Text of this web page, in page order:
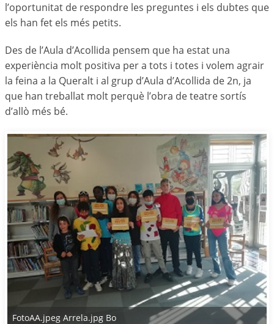
l’oportunitat de respondre les preguntes i els dubtes que
els han fet els més petits.
Des de l’Aula d’Acollida pensem que ha estat una
experiència molt positiva per a tots i totes i volem agrair
la feina a la Queralt i al grup d’Aula d’Acollida de 2n, ja
que han treballat molt perquè l’obra de teatre sortís
d’allò més bé.
FotoAA.jpeg Arrela.jpg Bo